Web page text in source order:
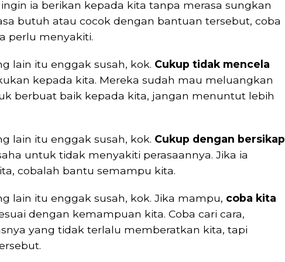
ia berikan kepada kita tanpa merasa sungkan
butuh atau cocok dengan bantuan tersebut, coba
perlu menyakiti.
lain itu enggak susah, kok. Cukup tidak mencela
kepada kita. Mereka sudah mau meluangkan
berbuat baik kepada kita, jangan menuntut lebih
lain itu enggak susah, kok. Cukup dengan bersikap
untuk tidak menyakiti perasaannya. Jika ia
cobalah bantu semampu kita.
lain itu enggak susah, kok. Jika mampu, coba kita
dengan kemampuan kita. Coba cari cara,
yang tidak terlalu memberatkan kita, tapi